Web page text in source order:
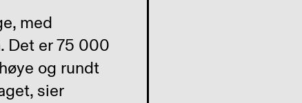
med
Det er 75 000
og rundt
sier